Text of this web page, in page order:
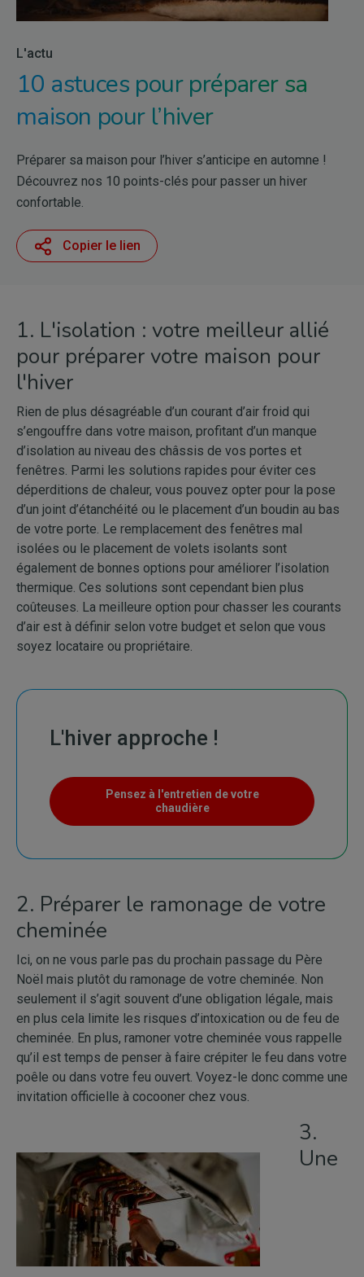
L'actu
10 astuces pour préparer sa
maison pour l’hiver
Préparer sa maison pour l’hiver s’anticipe en automne !
Découvrez nos 10 points-clés pour passer un hiver
confortable.
Copier le lien
1. L'isolation : votre meilleur allié
pour préparer votre maison pour
l'hiver
Rien de plus désagréable d’un courant d’air froid qui
s’engouffre dans votre maison, profitant d’un manque
d’isolation au niveau des châssis de vos portes et
fenêtres. Parmi les solutions rapides pour éviter ces
déperditions de chaleur, vous pouvez opter pour la pose
d’un joint d’étanchéité ou le placement d’un boudin au bas
de votre porte. Le remplacement des fenêtres mal
isolées ou le placement de volets isolants sont
également de bonnes options pour améliorer l’isolation
thermique. Ces solutions sont cependant bien plus
coûteuses. La meilleure option pour chasser les courants
d’air est à définir selon votre budget et selon que vous
soyez locataire ou propriétaire.
L'hiver approche !
Pensez à l'entretien de votre
chaudière
2. Préparer le ramonage de votre
cheminée
Ici, on ne vous parle pas du prochain passage du Père
Noël mais plutôt du ramonage de votre cheminée. Non
seulement il s’agit souvent d’une obligation légale, mais
en plus cela limite les risques d’intoxication ou de feu de
cheminée. En plus, ramoner votre cheminée vous rappelle
qu’il est temps de penser à faire crépiter le feu dans votre
poêle ou dans votre feu ouvert. Voyez-le donc comme une
invitation officielle à cocooner chez vous.
3.
Une